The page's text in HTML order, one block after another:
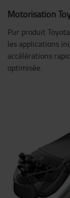
Motorisation
Pur produit
les applications
accélérations
optimisée.